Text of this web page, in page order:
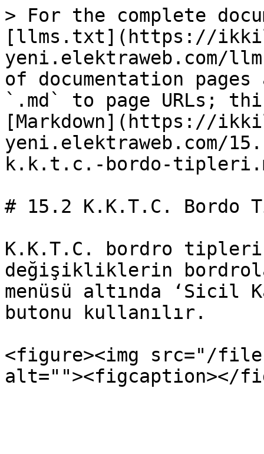
> For the complete
[llms.txt](https://
yeni.elektraweb.com/
of documentation
`.md` to page URLs;
[Markdown](https://
yeni.elektraweb.com/
k.k.t.c.-bordo-
# 15.2 K.K.T.C. Bordo
K.K.T.C. bordro tipleri
değişikliklerin
menüsü altında ‘Sicil
butonu kullanılır.
<figure><img src="/files/